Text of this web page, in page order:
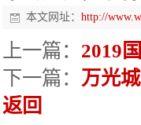
本文网址： http://
上一篇： 2019
下一篇： 万光
返回